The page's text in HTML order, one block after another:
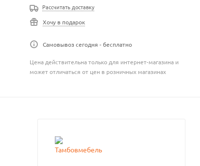
Рассчитать доставку
Хочу в подарок
Самовывоз сегодня - бесплатно
Цена действительна только для интернет-магазина и
может отличаться от цен в розничных магазинах